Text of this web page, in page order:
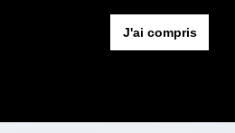
J'ai compris